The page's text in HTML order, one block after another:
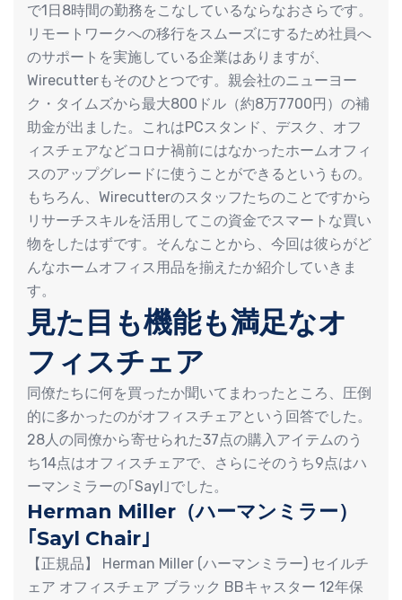
で1日8時間の勤務をこなしているならなおさらです。
リモートワークへの移行をスムーズにするため社員へ
のサポートを実施している企業はありますが、
Wirecutterもそのひとつです。親会社のニューヨー
ク・タイムズから最大800ドル（約8万7700円）の補
助金が出ました。これはPCスタンド、デスク、オフ
ィスチェアなどコロナ禍前にはなかったホームオフィ
スのアップグレードに使うことができるというもの。
もちろん、Wirecutterのスタッフたちのことですから
リサーチスキルを活用してこの資金でスマートな買い
物をしたはずです。そんなことから、今回は彼らがど
んなホームオフィス用品を揃えたか紹介していきま
す。
見た目も機能も満足なオ
フィスチェア
同僚たちに何を買ったか聞いてまわったところ、圧倒
的に多かったのがオフィスチェアという回答でした。
28人の同僚から寄せられた37点の購入アイテムのう
ち14点はオフィスチェアで、さらにそのうち9点はハ
ーマンミラーの｢Sayl｣でした。
Herman Miller（ハーマンミラー）
｢Sayl Chair｣
【正規品】 Herman Miller (ハーマンミラー) セイルチ
ェア オフィスチェア ブラック BBキャスター 12年保